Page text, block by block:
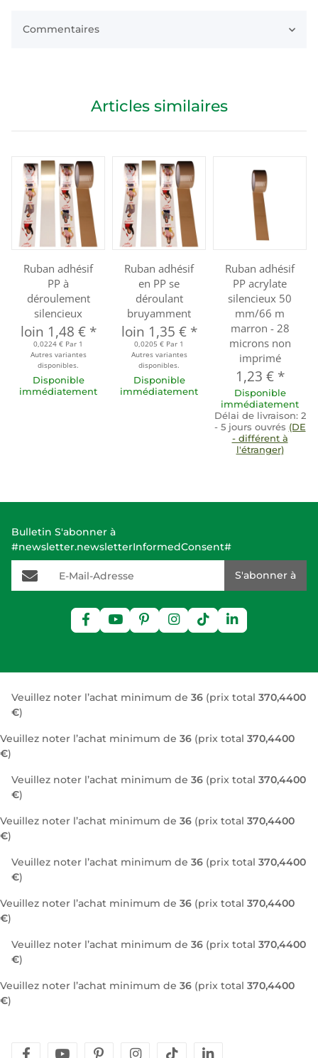
Commentaires
Articles similaires
Ruban adhésif
PP à
déroulement
silencieux
loin 1,48 € *
0,0224 € Par 1
Autres variantes
disponibles.
Disponible
immédiatement
Ruban adhésif
en PP se
déroulant
bruyamment
loin 1,35 € *
0,0205 € Par 1
Autres variantes
disponibles.
Disponible
immédiatement
Ruban adhésif
PP acrylate
silencieux 50
mm/66 m
marron - 28
microns non
imprimé
1,23 € *
Disponible
immédiatement
Délai de livraison: 2
- 5 jours ouvrés (DE
- différent à
l'étranger)
Bulletin S'abonner à
#newsletter.newsletterInformedConsent#
E-Mail-Adresse
S'abonner à
Veuillez noter l’achat minimum de 36 (prix total 370,4400
€)
Veuillez noter l’achat minimum de 36 (prix total 370,4400
€)
Veuillez noter l’achat minimum de 36 (prix total 370,4400
€)
Veuillez noter l’achat minimum de 36 (prix total 370,4400
€)
Veuillez noter l’achat minimum de 36 (prix total 370,4400
€)
Veuillez noter l’achat minimum de 36 (prix total 370,4400
€)
Veuillez noter l’achat minimum de 36 (prix total 370,4400
€)
Veuillez noter l’achat minimum de 36 (prix total 370,4400
€)
facebookyoutubepinterestinstagram
tiktok